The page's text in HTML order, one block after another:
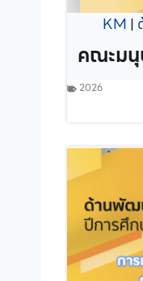
KM |
คณะม
2026